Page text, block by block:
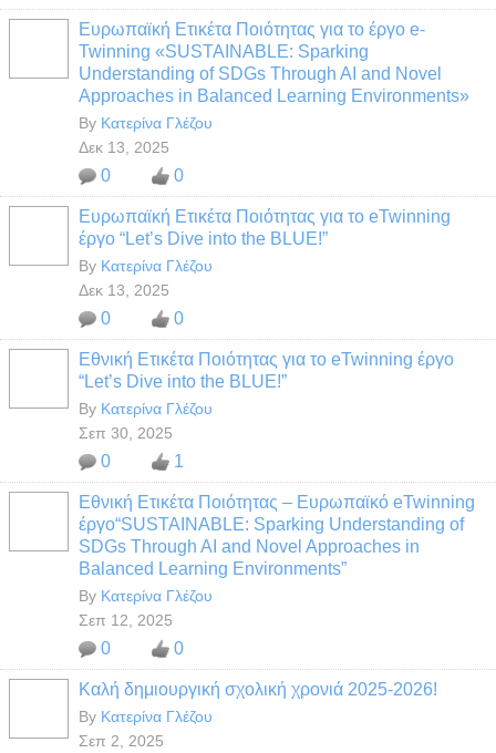
Ευρωπαϊκή Ετικέτα Ποιότητας για το έργο e-
Twinning «SUSTAINABLE: Sparking
Understanding of SDGs Through AI and Novel
Approaches in Balanced Learning Environments»
By Κατερίνα Γλέζου
Δεκ 13, 2025
0 0
Ευρωπαϊκή Ετικέτα Ποιότητας για το eTwinning
έργο “Let’s Dive into the BLUE!”
By Κατερίνα Γλέζου
Δεκ 13, 2025
0 0
Εθνική Ετικέτα Ποιότητας για το eTwinning έργο
“Let’s Dive into the BLUE!”
By Κατερίνα Γλέζου
Σεπ 30, 2025
0 1
Εθνική Ετικέτα Ποιότητας – Ευρωπαϊκό eTwinning
έργο“SUSTAINABLE: Sparking Understanding of
SDGs Through AI and Novel Approaches in
Balanced Learning Environments”
By Κατερίνα Γλέζου
Σεπ 12, 2025
0 0
Καλή δημιουργική σχολική χρονιά 2025-2026!
By Κατερίνα Γλέζου
Σεπ 2, 2025